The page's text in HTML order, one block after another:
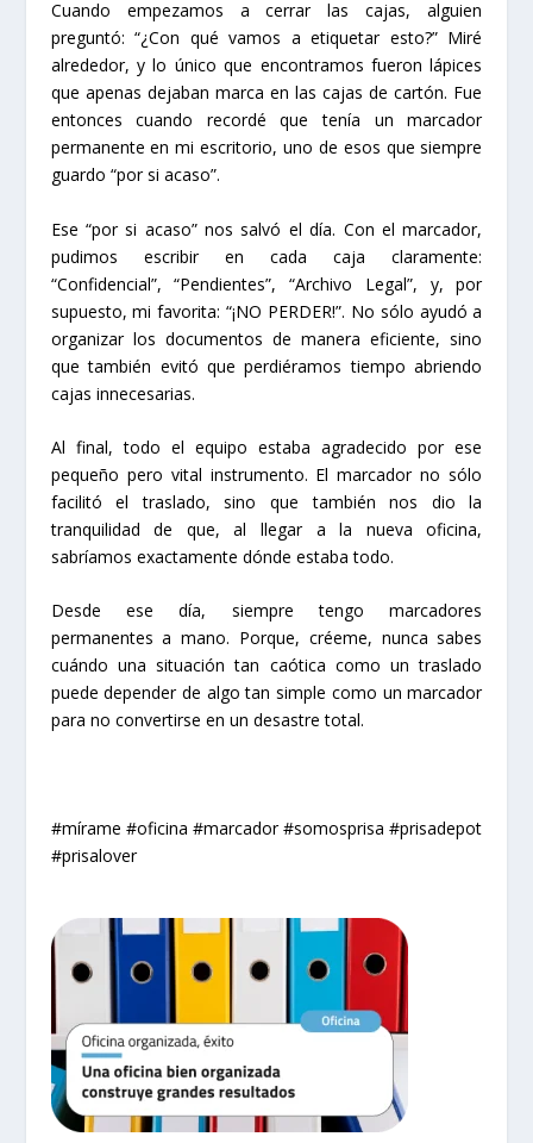
Cuando empezamos a cerrar las cajas, alguien
preguntó: “¿Con qué vamos a etiquetar esto?” Miré
alrededor, y lo único que encontramos fueron lápices
que apenas dejaban marca en las cajas de cartón. Fue
entonces cuando recordé que tenía un marcador
permanente en mi escritorio, uno de esos que siempre
guardo “por si acaso”.
Ese “por si acaso” nos salvó el día. Con el marcador,
pudimos escribir en cada caja claramente:
“Confidencial”, “Pendientes”, “Archivo Legal”, y, por
supuesto, mi favorita: “¡NO PERDER!”. No sólo ayudó a
organizar los documentos de manera eficiente, sino
que también evitó que perdiéramos tiempo abriendo
cajas innecesarias.
Al final, todo el equipo estaba agradecido por ese
pequeño pero vital instrumento. El marcador no sólo
facilitó el traslado, sino que también nos dio la
tranquilidad de que, al llegar a la nueva oficina,
sabríamos exactamente dónde estaba todo.
Desde ese día, siempre tengo marcadores
permanentes a mano. Porque, créeme, nunca sabes
cuándo una situación tan caótica como un traslado
puede depender de algo tan simple como un marcador
para no convertirse en un desastre total.
#mírame #oficina #marcador #somosprisa #prisadepot
#prisalover